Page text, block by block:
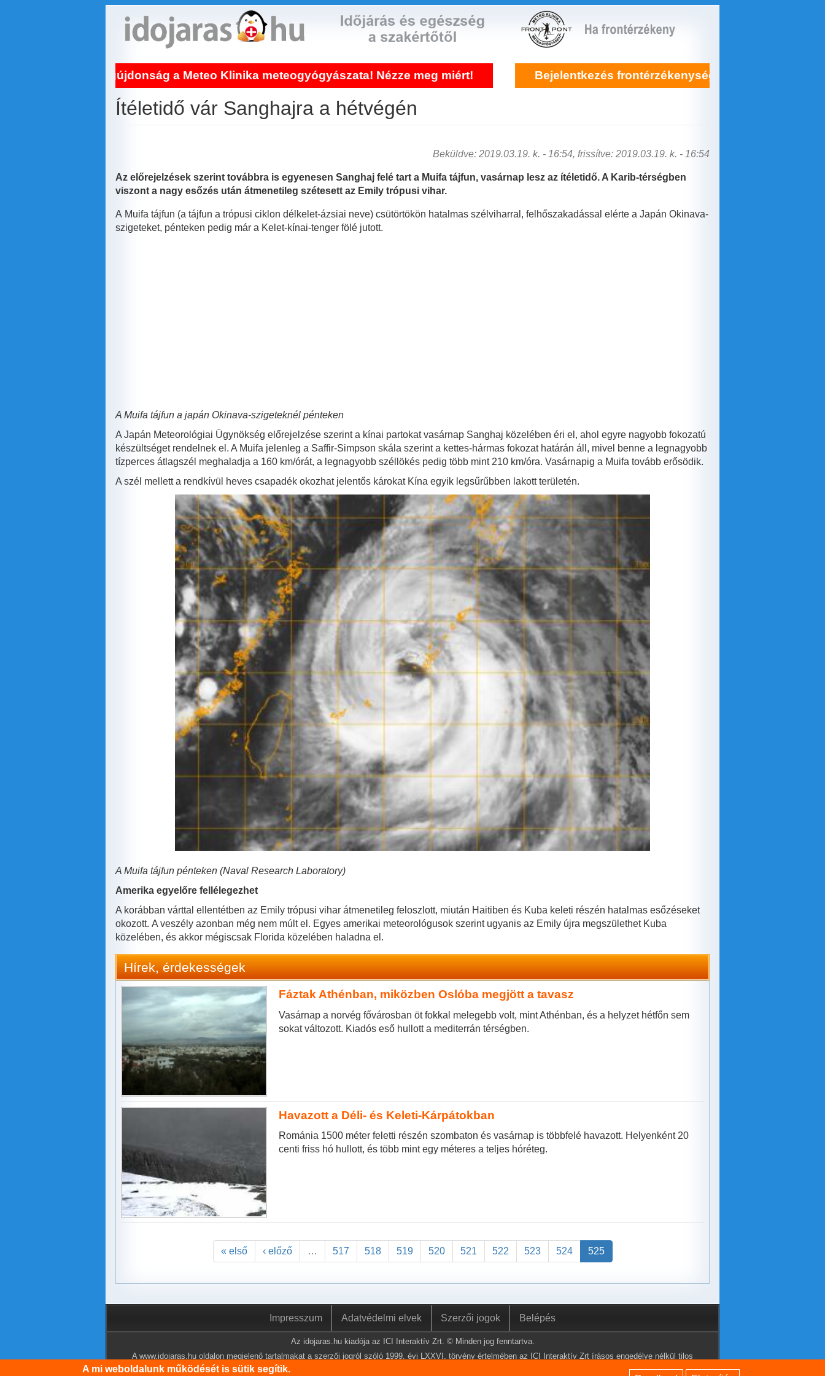
Világújdonság a Meteo Klinika meteogyógyászata! Nézze meg miért! Bejelentkezés frontérzékenység kezelésére itt!
Ítéletidő vár Sanghajra a hétvégén
Beküldve: 2019.03.19. k. - 16:54, frissítve: 2019.03.19. k. - 16:54
Az előrejelzések szerint továbbra is egyenesen Sanghaj felé tart a Muifa tájfun, vasárnap lesz az ítéletidő. A Karib-térségben
viszont a nagy esőzés után átmenetileg szétesett az Emily trópusi vihar.
A Muifa tájfun (a tájfun a trópusi ciklon délkelet-ázsiai neve) csütörtökön hatalmas szélviharral, felhőszakadással elérte a Japán Okinava-
szigeteket, pénteken pedig már a Kelet-kínai-tenger fölé jutott.
A Muifa tájfun a japán Okinava-szigeteknél pénteken
A Japán Meteorológiai Ügynökség előrejelzése szerint a kínai partokat vasárnap Sanghaj közelében éri el, ahol egyre nagyobb fokozatú
készültséget rendelnek el. A Muifa jelenleg a Saffir-Simpson skála szerint a kettes-hármas fokozat határán áll, mivel benne a legnagyobb
tízperces átlagszél meghaladja a 160 km/órát, a legnagyobb széllökés pedig több mint 210 km/óra. Vasárnapig a Muifa tovább erősödik.
A szél mellett a rendkívül heves csapadék okozhat jelentős károkat Kína egyik legsűrűbben lakott területén.
A Muifa tájfun pénteken (Naval Research Laboratory)
Amerika egyelőre fellélegezhet
A korábban várttal ellentétben az Emily trópusi vihar átmenetileg feloszlott, miután Haitiben és Kuba keleti részén hatalmas esőzéseket
okozott. A veszély azonban még nem múlt el. Egyes amerikai meteorológusok szerint ugyanis az Emily újra megszülethet Kuba
közelében, és akkor mégiscsak Florida közelében haladna el.
Hírek, érdekességek
Fáztak Athénban, miközben Oslóba megjött a tavasz
Vasárnap a norvég fővárosban öt fokkal melegebb volt, mint Athénban, és a helyzet hétfőn sem
sokat változott. Kiadós eső hullott a mediterrán térségben.
Havazott a Déli- és Keleti-Kárpátokban
Románia 1500 méter feletti részén szombaton és vasárnap is többfelé havazott. Helyenként 20
centi friss hó hullott, és több mint egy méteres a teljes hóréteg.
« első ‹ előző … 517 518 519 520 521 522 523 524 525
Impresszum Adatvédelmi elvek Szerzői jogok Belépés
Az idojaras.hu kiadója az ICI Interaktív Zrt. © Minden jog fenntartva.
A www.idojaras.hu oldalon megjelenő tartalmakat a szerzői jogról szóló 1999. évi LXXVI. törvény értelmében az ICI Interaktív Zrt írásos engedélye nélkül tilos
A mi weboldalunk működését is sütik segítik.